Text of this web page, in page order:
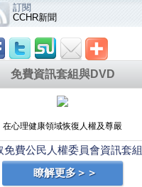
訂閱
CCHR新聞
免費資訊套組與DVD
在心理健康領域恢復人權及尊嚴
免費公民人權委員會資訊套組
瞭解更多＞＞